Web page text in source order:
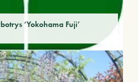
‘Yokohama Fuji’